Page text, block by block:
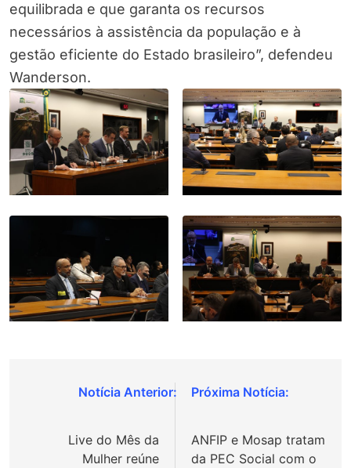
equilibrada e que garanta os recursos
necessários à assistência da população e à
gestão eficiente do Estado brasileiro”, defendeu
Wanderson.
Navegação
Live do Mês da
Mulher reúne
ANFIP e Mosap tratam
da PEC Social com o